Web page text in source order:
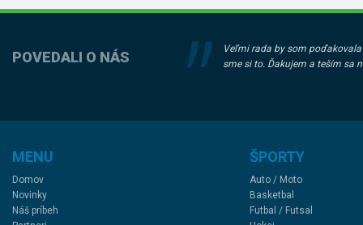
POVEDALI O NÁS
Veľmi rada by som
sme si to. Ďakujem a teším sa
MENU
Domov
Novinky
Náš príbeh
ŠPORTY
Auto / Moto
Basketbal
Futbal / Futsal